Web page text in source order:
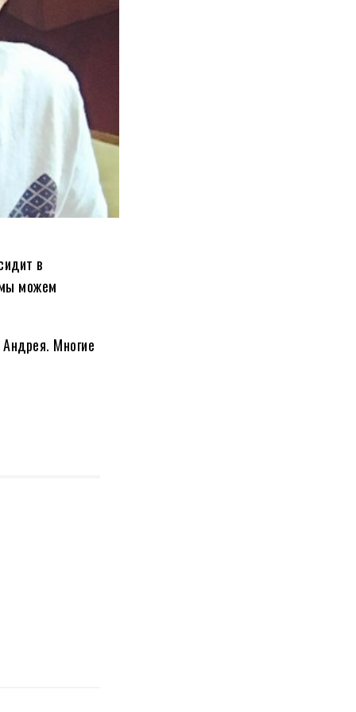
в
можем
Многие